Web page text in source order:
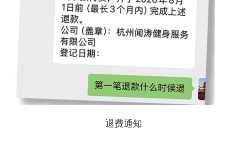
退费通知